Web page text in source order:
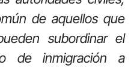
de aquellos que
subordinar el
de inmigración a